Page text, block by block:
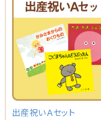
出産祝いＡセット